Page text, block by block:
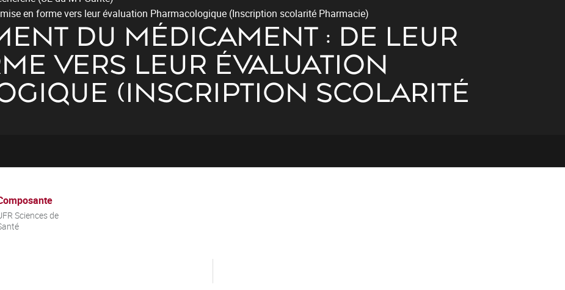
en forme vers leur évaluation Pharmacologique (Inscription scolarité Pharmacie)
DU MÉDICAMENT : DE LEUR
VERS LEUR ÉVALUATION
(INSCRIPTION SCOLARITÉ
Sciences de